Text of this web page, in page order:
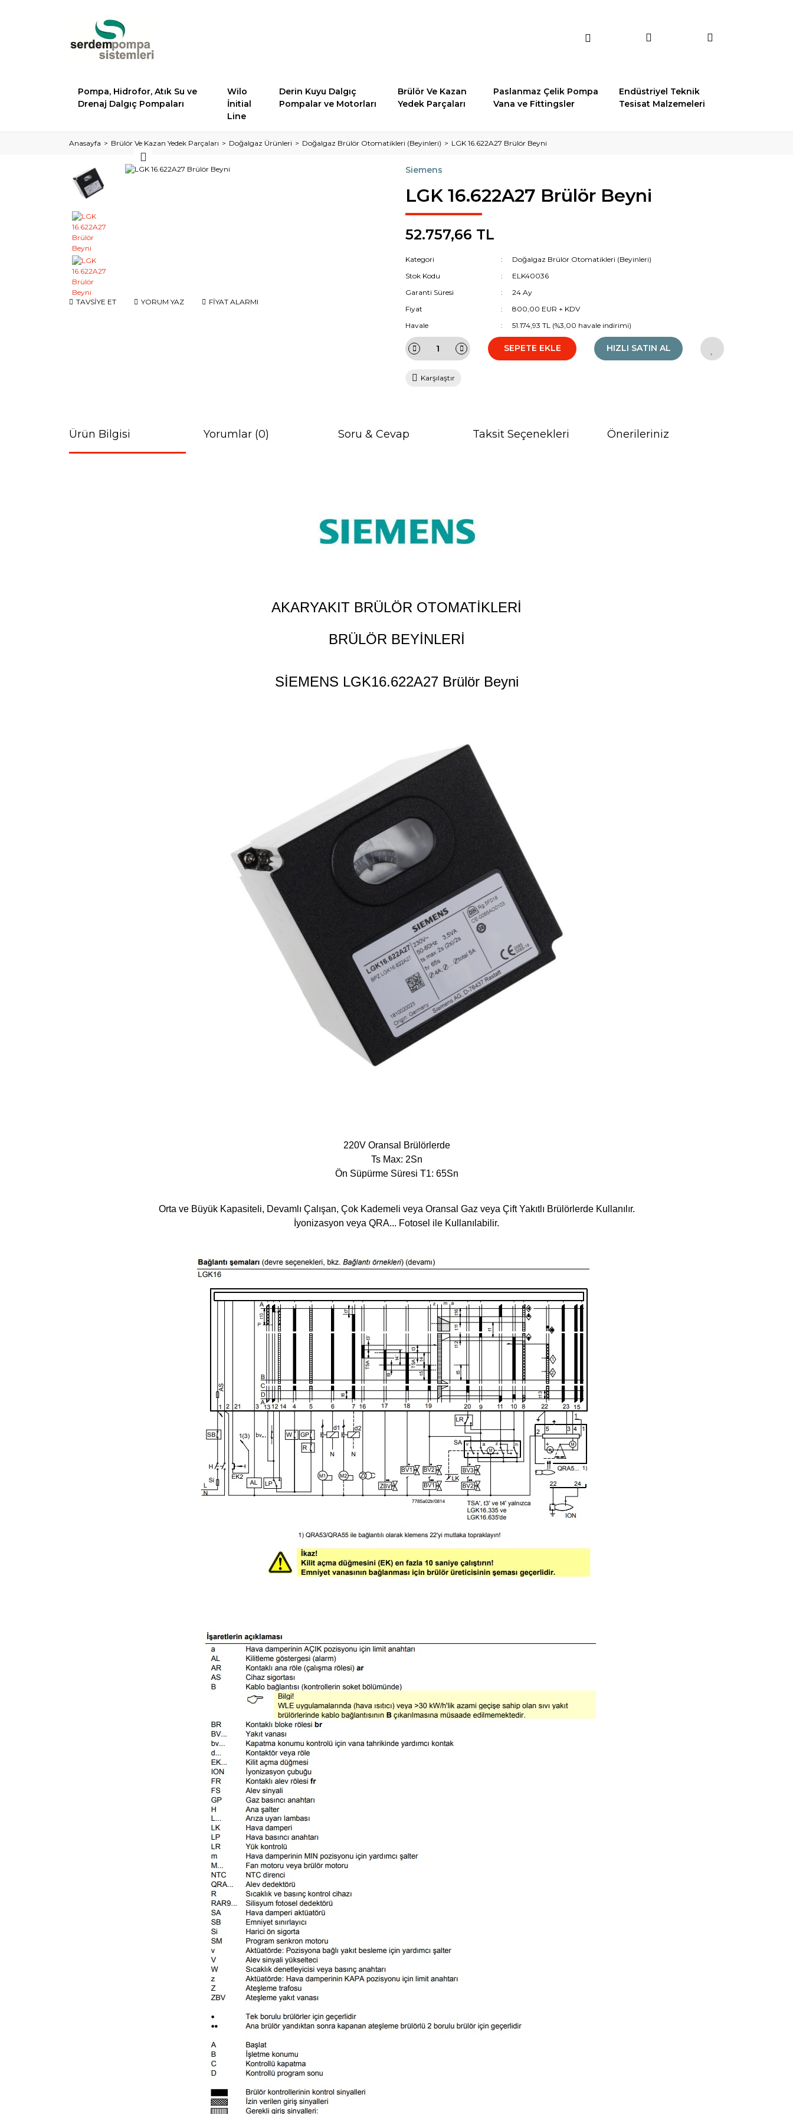
Pompa, Hidrofor, Atık Su ve
Drenaj Dalgıç Pompaları
Wilo
İnitial
Line
Derin Kuyu Dalgıç
Pompalar ve Motorları
Brülör Ve Kazan
Yedek Parçaları
Paslanmaz Çelik Pompa
Vana ve Fittingsler
Endüstriyel Teknik
Tesisat Malzemeleri
Anasayfa Brülör Ve Kazan Yedek Parçaları Doğalgaz Ürünleri Doğalgaz Brülör Otomatikleri (Beyinleri) LGK 16.622A27 Brülör Beyni
TAVSİYE ET YORUM YAZ FİYAT ALARMI
Siemens
LGK 16.622A27 Brülör Beyni
52.757,66 TL
Kategori
Doğalgaz Brülör Otomatikleri (Beyinleri)
Stok Kodu
ELK40036
Garanti Süresi
24 Ay
Fiyat
800,00 EUR + KDV
Havale
51.174,93 TL (%3,00 havale indirimi)
SEPETE EKLE HIZLI SATIN AL
Karşılaştır
Ürün Bilgisi Yorumlar (0) Soru & Cevap Taksit Seçenekleri Önerileriniz
AKARYAKIT BRÜLÖR OTOMATİKLERİ
BRÜLÖR BEYİNLERİ
SİEMENS LGK16.622A27 Brülör Beyni
220V Oransal Brülörlerde
Ts Max: 2Sn
Ön Süpürme Süresi T1: 65Sn
Orta ve Büyük Kapasiteli, Devamlı Çalışan, Çok Kademeli veya Oransal Gaz veya Çift Yakıtlı Brülörlerde Kullanılır.
İyonizasyon veya QRA... Fotosel ile Kullanılabilir.